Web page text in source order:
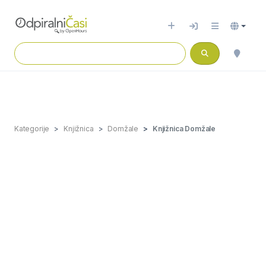
Kategorije Knjižnica Domžale Knjižnica Domžale